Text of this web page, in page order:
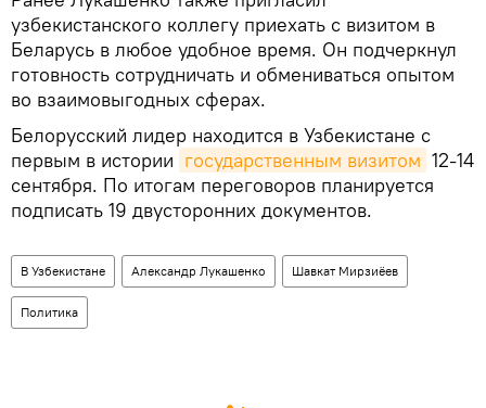
узбекистанского коллегу приехать с визитом в
Беларусь в любое удобное время. Он подчеркнул
готовность сотрудничать и обмениваться опытом
во взаимовыгодных сферах.
Белорусский лидер находится в Узбекистане с
первым в истории государственным визитом 12-14
сентября. По итогам переговоров планируется
подписать 19 двусторонних документов.
В Узбекистане Александр Лукашенко Шавкат Мирзиёев
Политика